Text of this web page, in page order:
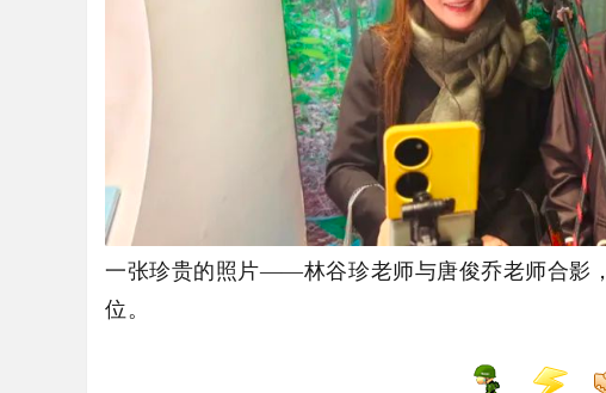
一张珍贵的照片——林谷珍老师与唐俊乔老师合影，
位。